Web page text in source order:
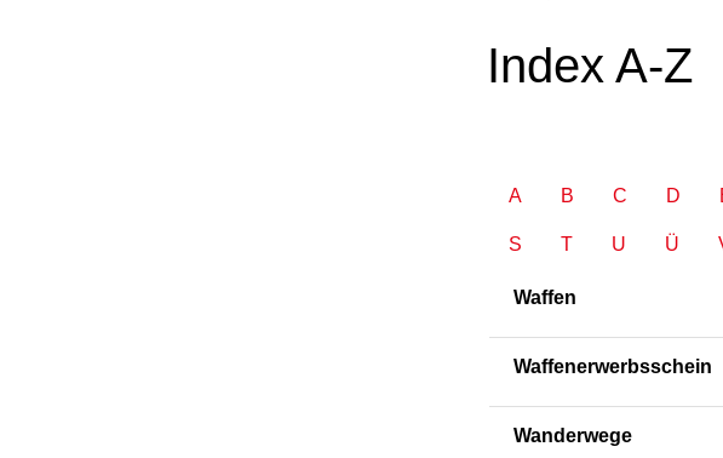
Index A-Z
A B C D
S T U Ü
Waffen
Waffenerwerbsschein
Wanderwege